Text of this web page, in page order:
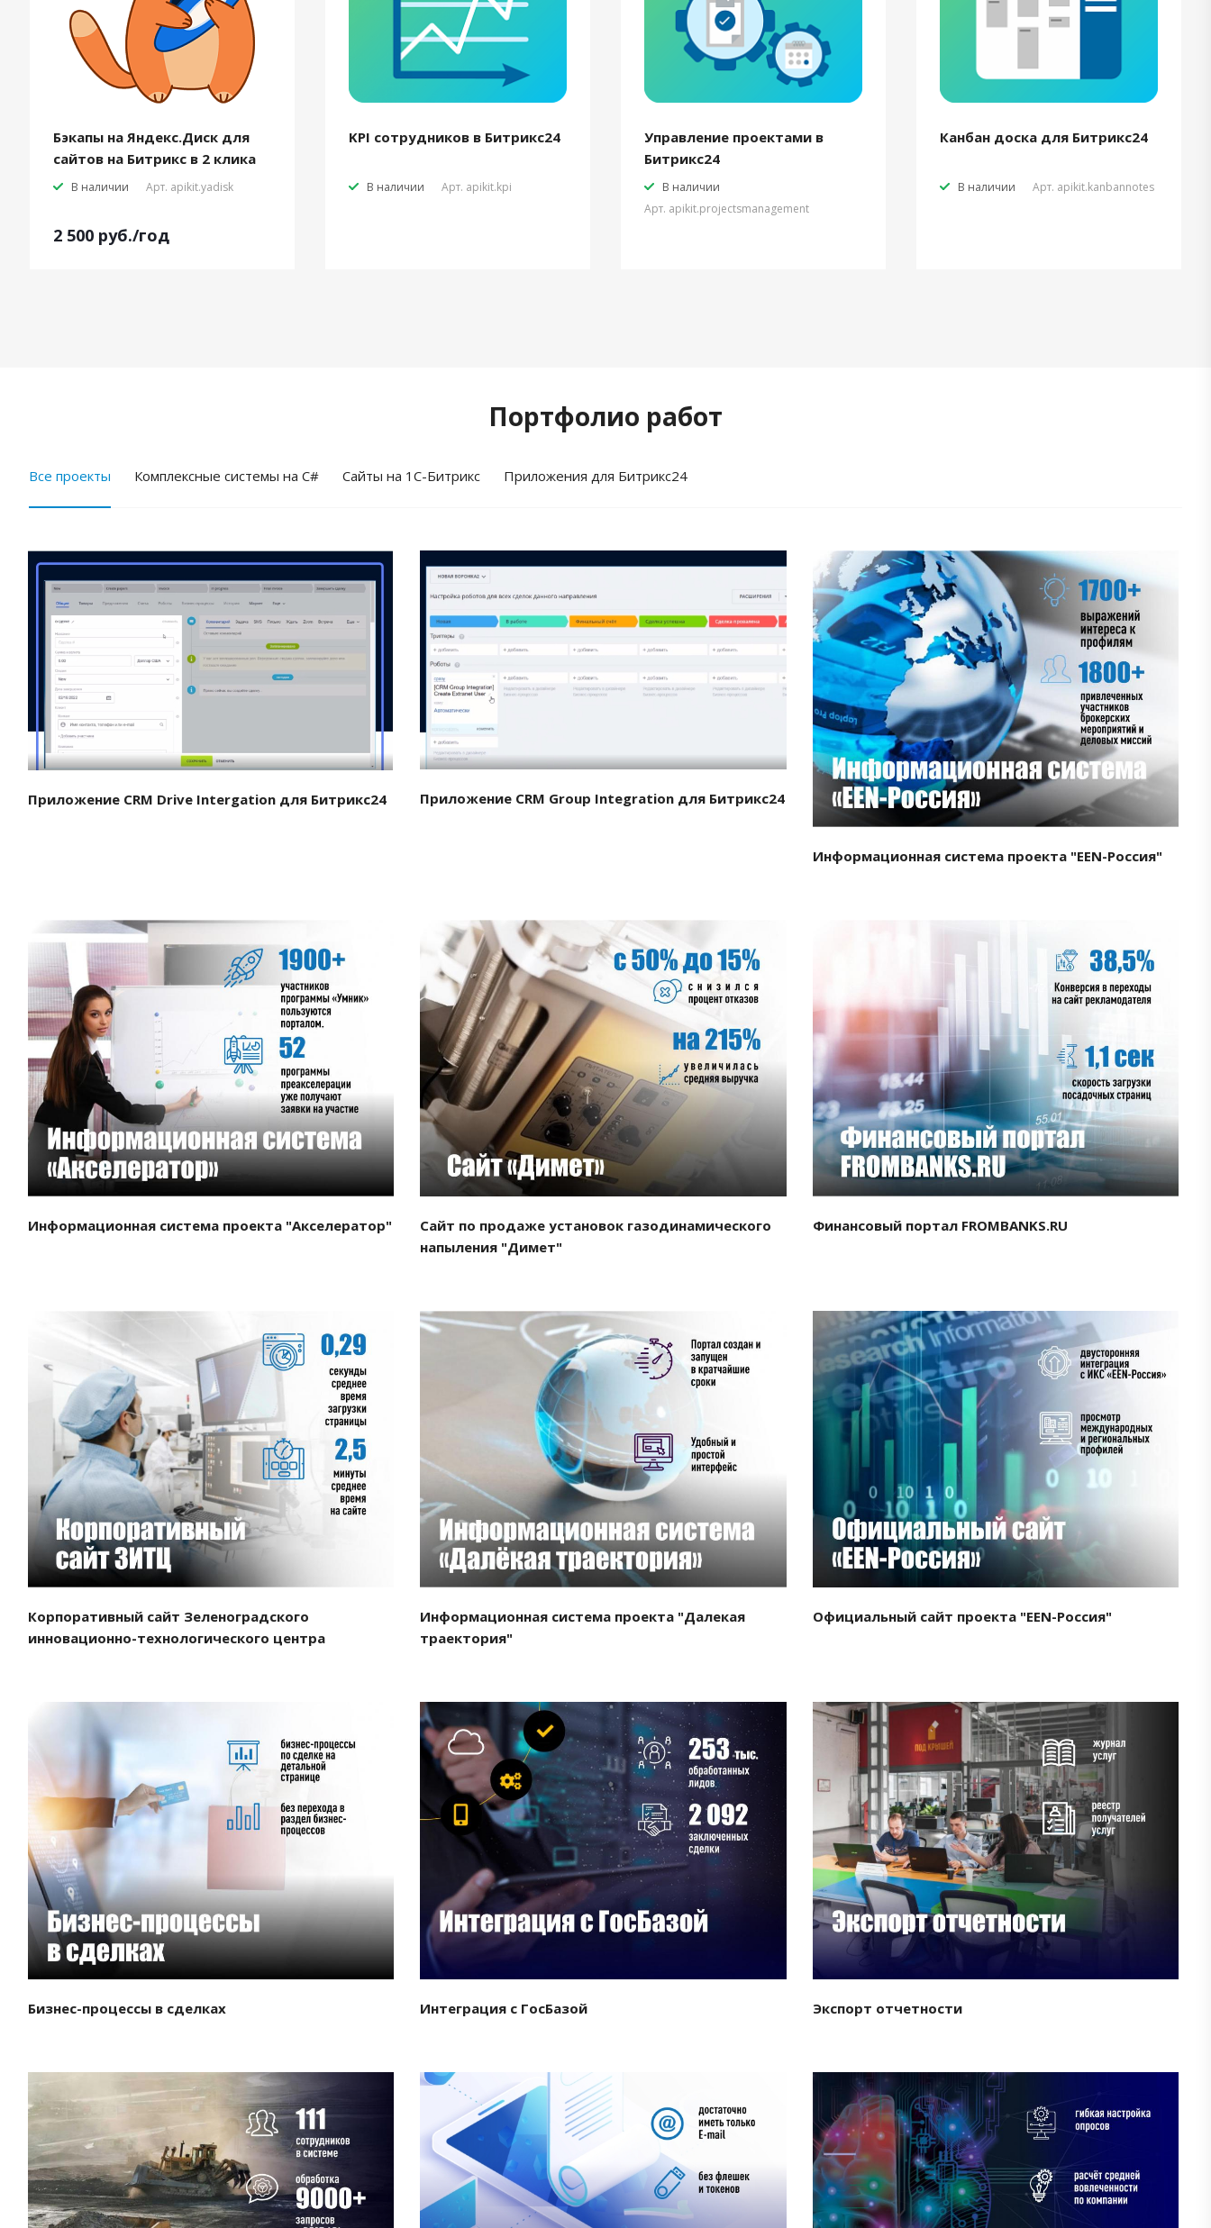
Бэкапы на Яндекс.Диск для
сайтов на Битрикс в 2 клика
В наличии Арт. apikit.yadisk
2 500 руб./год
KPI сотрудников в Битрикс24
В наличии Арт. apikit.kpi
Управление проектами в
Битрикс24
В наличии
Арт. apikit.projectsmanagement
Канбан доска для Битрикс24
В наличии Арт. apikit.kanbannotes
Портфолио работ
Все проекты Комплексные системы на C# Cайты на 1С-Битрикс Приложения для Битрикс24
Смотреть проект
Приложение CRM Drive Intergation для Битрикс24 Приложение CRM Group Integration для Битрикс24
Смотреть проект
Информационная система проекта "EEN-Россия"
Смотреть проект
Информационная система проекта "Акселератор"
Смотреть проект
Сайт по продаже установок газодинамического
напыления "Димет"
Смотреть проект
Финансовый портал FROMBANKS.RU
Смотреть проект
Корпоративный сайт Зеленоградского
инновационно-технологического центра
Смотреть проект
Информационная система проекта "Далекая
траектория"
Смотреть проект
Официальный сайт проекта "EEN-Россия"
Бизнес-процессы в сделках
Смотреть проект
Интеграция с ГосБазой
Смотреть проект
Экспорт отчетности
Смотреть проект Смотреть проект Смотреть проект